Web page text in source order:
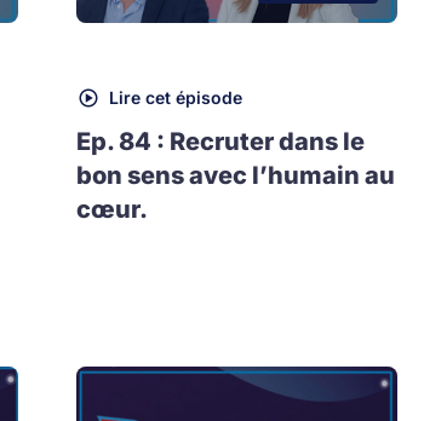
Lire cet épisode
Ep. 84 : Recruter dans le
bon sens avec l’humain au
cœur.